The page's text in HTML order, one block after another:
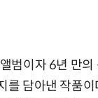
범이자 6년 만
를 담아낸 작품